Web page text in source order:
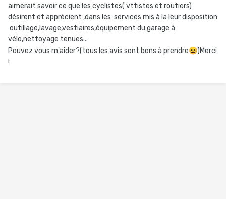
aimerait savoir ce que les cyclistes( vttistes et routiers)
désirent et apprécient ,dans les services mis à la leur disposition
:outillage,lavage,vestiaires,équipement du garage à
vélo,nettoyage tenues...
Pouvez vous m'aider?(tous les avis sont bons à prendre😆)Merci
!